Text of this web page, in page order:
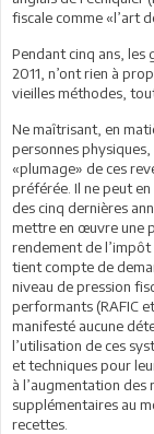
fiscale comme «l’art
Pendant cinq ans, les
2011, n’ont rien à
vieilles méthodes,
Ne maîtrisant, en
personnes
«plumage» de ces
préférée. Il ne peut
des cinq dernières
mettre en œuvre une
rendement de l’impôt
tient compte de
niveau de pression
performants (RAFIC
manifesté aucune
l’utilisation de ces
et techniques pour
à l’augmentation
supplémentaires au
recettes.